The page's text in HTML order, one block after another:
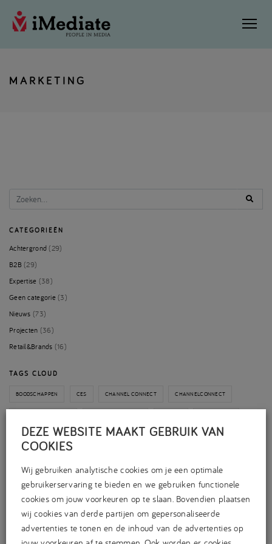
MARKETING
CATEGORIEËN
Achtergrond (29)
B2B(29)
Expertise (38)
Geen categorie (3)
Nieuws (73)
Projecten (36)
Retail&Brands (16)
TAGS CLOUD
BOODSCHAPPEN CES CHANNEL CONNECT CHANNELCONNECT
EUROSONIC NOORDERSLAG EVENT EXCLUSIEF FOTOSHOOT
GAMES
HÉT CREWDINER IMEDIATE JOOST DRIESSEN MAGAZINE
DEZE WEBSITE MAAKT GEBRUIK VAN
COOKIES
Wij gebruiken analytische cookies om je een optimale
gebruikerservaring te bieden en we gebruiken functionele
cookies om jouw voorkeuren op te slaan. Bovendien plaatsen
wij cookies van derde partijen om gepersonaliseerde
advertenties te tonen en de inhoud van de advertenties op